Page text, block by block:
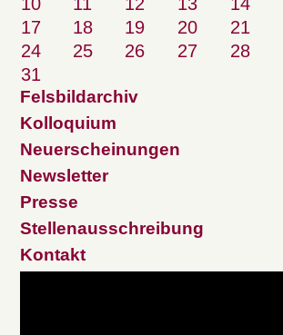
17
18 19 20 21
24
25 26 27 28
31
Felsbildarchiv
Kolloquium
Neuerscheinungen
Newsletter
Presse
Stellenausschreibung
Kontakt